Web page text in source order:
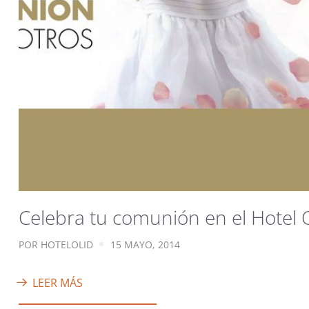
Celebra tu comunión en el Hotel
POR HOTELOLID 15 MAYO, 2014
LEER MÁS